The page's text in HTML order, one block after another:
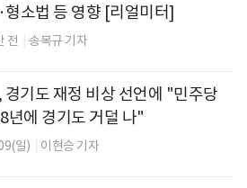
형소법 등 영향 [리얼미터]
전 송복규 기자
경기도 재정 비상 선언에 "민주당
년에 경기도 거덜 나"
일) 이현승 기자